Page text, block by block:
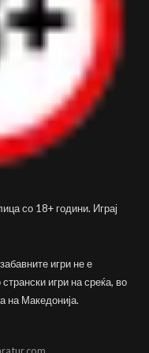
со 18+ години. Играј
игри не е
игри на среќа, во
на Македонија.